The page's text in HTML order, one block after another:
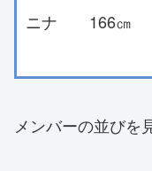
ニナ 166㎝
メンバーの並びを